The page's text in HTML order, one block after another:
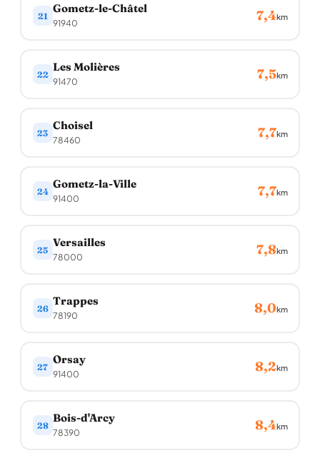
21
Gometz-le-Châtel
91940 7,4km
22
Les Molières
91470 7,5km
23
Choisel
78460 7,7km
24
Gometz-la-Ville
91400 7,7km
25
Versailles
78000 7,8km
26
Trappes
78190 8,0km
27
Orsay
91400 8,2km
28
Bois-d'Arcy
78390 8,4km